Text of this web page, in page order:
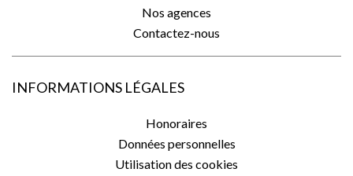
Nos agences
Contactez-nous
INFORMATIONS LÉGALES
Honoraires
Données personnelles
Utilisation des cookies